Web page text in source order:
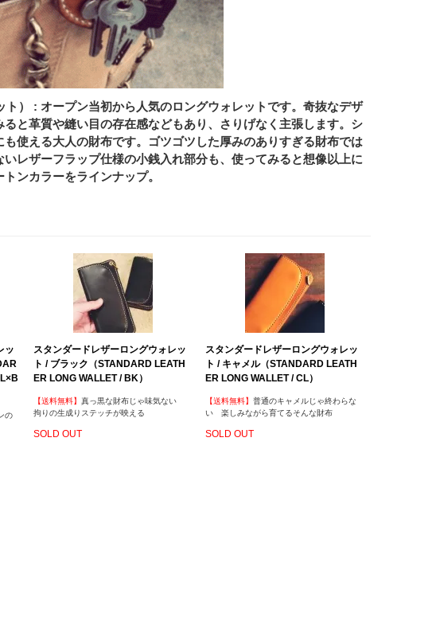
） : オープン当初から人気のロングウォレットです。奇抜なデザ
と革質や縫い目の存在感などもあり、さりげなく主張します。シ
使える大人の財布です。ゴツゴツした厚みのありすぎる財布では
レザーフラップ仕様の小銭入れ部分も、使ってみると想像以上に
ンカラーをラインナップ。
ッ
の
スタンダードレザーロングウォレッ
ト / ブラック（STANDARD LEATH
ER LONG WALLET / BK）
【送料無料】 真っ黒な財布じゃ味気ない
拘りの生成りステッチが映える
SOLD OUT
スタンダードレザーロングウォレッ
ト / キャメル（STANDARD LEATH
ER LONG WALLET / CL）
【送料無料】普通のキャメルじゃ終わらな
い 楽しみながら育てるそんな財布
SOLD OUT